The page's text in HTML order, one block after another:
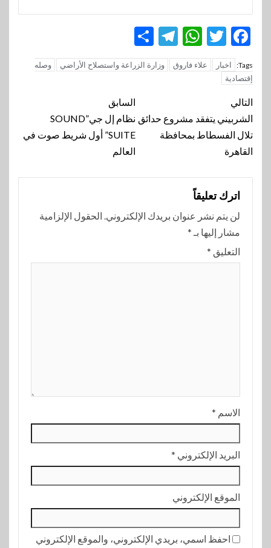
Facebook
Twitter
WhatsApp
Telegram
Tags: اخبار علاء فاروق وزارة الزراعة واستصلاح الأراضي
وصله
إقتصادية
تنقل
المقالة
السابق
نظام إل جي”SOUND
SUITE” أول شريط صوت في
العالم
التالي
الشربيني يتفقد مشروع حدائق
تلال الفسطاط بمحافظة
القاهرة
اترك تعليقاً
لن يتم نشر عنوان بريدك الإلكتروني. الحقول الإلزامية
مشار إليها بـ *
التعليق *
الاسم *
البريد الإلكتروني *
الموقع الإلكتروني
احفظ اسمي، بريدي الإلكتروني، والموقع الإلكتروني